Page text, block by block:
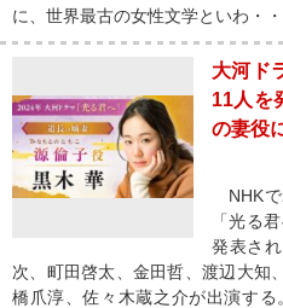
に、世界最古の女性文学といわ・・
大河ド
11人を
の妻役
NHKで
「光る
発表さ
次、町田啓太、金田哲、渡辺大知
橋爪淳、佐々木蔵之介が出演す